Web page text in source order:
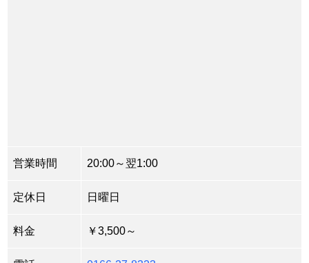
営業時間 20:00～翌1:00
定休日 日曜日
料金 ￥3,500～